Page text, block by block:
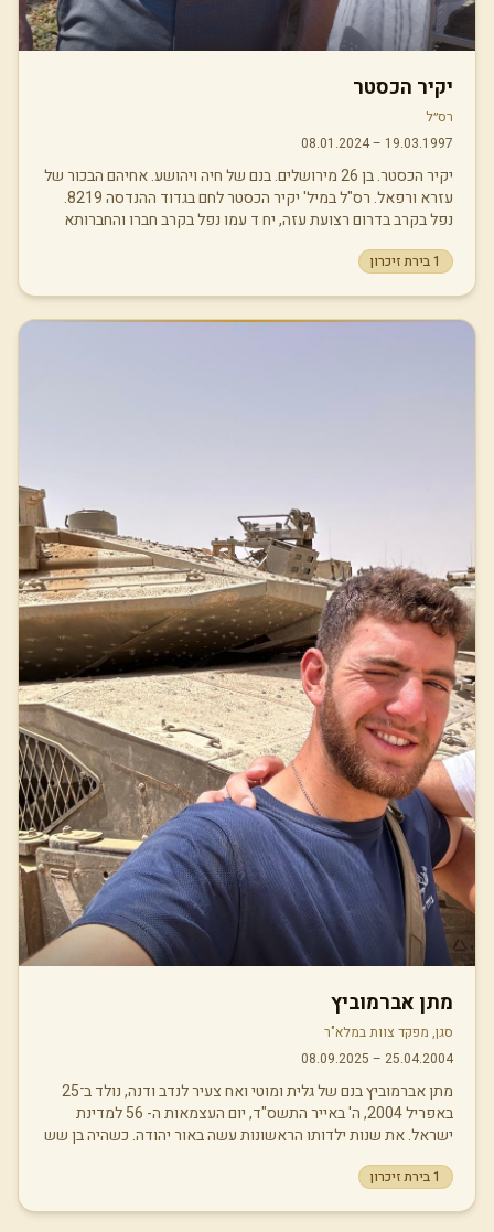
יקיר הכסטר
רס״ל
19.03.1997
–
08.01.2024
יקיר הכסטר. בן 26 מירושלים. בנם של חיה ויהושע. אחיהם הבכור של
עזרא ורפאל. רס"ל במיל' יקיר הכסטר לחם בגדוד ההנדסה 8219.
נפל בקרב בדרום רצועת עזה, יח ד עמו נפל בקרב חברו והחברותא
לאחר מכן המשיך לישיבת 'הר עציון', והתגייס במסלול הסדר לחיל
1בירת זיכרון
מתן אברמוביץ
סגן, מפקד צוות במלא"ר
25.04.2004
–
08.09.2025
מתן אברמוביץ בנם של גלית ומוטי ואח צעיר לנדב ודנה, נולד ב־25
באפריל 2004, ה' באייר התשס"ד, יום העצמאות ה- 56 למדינת
ישראל. את שנות ילדותו הראשונות עשה באור יהודה. כשהיה בן שש
עם המעבר לתיכון בחר ללמוד בתיכון מית"ר שבגני תקווה, ובכיתה י"א
1בירת זיכרון